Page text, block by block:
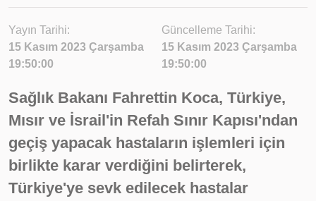
Yayın Tarihi:
15 Kasım 2023 Çarşamba
19:50:00
Güncelleme Tarihi:
15 Kasım 2023 Çarşamba
19:50:00
Sağlık Bakanı Fahrettin Koca, Türkiye,
Mısır ve İsrail'in Refah Sınır Kapısı'ndan
geçiş yapacak hastaların işlemleri için
birlikte karar verdiğini belirterek,
Türkiye'ye sevk edilecek hastalar